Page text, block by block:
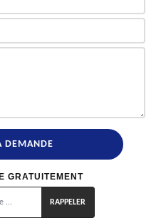
GRATUITEMENT